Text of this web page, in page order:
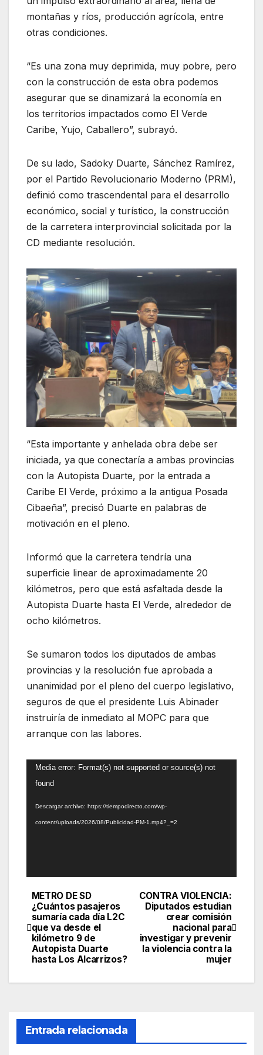
montañas y ríos, producción agrícola, entre
otras condiciones.
“Es una zona muy deprimida, muy pobre, pero
con la construcción de esta obra podemos
asegurar que se dinamizará la economía en
los territorios impactados como El Verde
Caribe, Yujo, Caballero”, subrayó.
De su lado, Sadoky Duarte, Sánchez Ramírez,
por el Partido Revolucionario Moderno (PRM),
definió como trascendental para el desarrollo
económico, social y turístico, la construcción
de la carretera interprovincial solicitada por la
CD mediante resolución.
“Esta importante y anhelada obra debe ser
iniciada, ya que conectaría a ambas provincias
con la Autopista Duarte, por la entrada a
Caribe El Verde, próximo a la antigua Posada
Cibaeña”, precisó Duarte en palabras de
motivación en el pleno.
Informó que la carretera tendría una
superficie linear de aproximadamente 20
kilómetros, pero que está asfaltada desde la
Autopista Duarte hasta El Verde, alrededor de
ocho kilómetros.
Se sumaron todos los diputados de ambas
provincias y la resolución fue aprobada a
unanimidad por el pleno del cuerpo legislativo,
seguros de que el presidente Luis Abinader
instruiría de inmediato al MOPC para que
arranque con las labores.
Reproductor
de
Media error: Format(s) not supported or source(s) not
found
Descargar archivo: https://tiempodirecto.com/wp-
content/uploads/2026/08/Publicidad-PM-1.mp4?_=2
Navegación
de
entradas
CONTRA VIOLENCIA:
Diputados estudian
crear comisión
nacional para
investigar y prevenir
la violencia contra la
mujer
METRO DE SD
¿Cuántos pasajeros
sumaría cada día L2C
que va desde el
kilómetro 9 de
Autopista Duarte
hasta Los Alcarrizos?
Entrada relacionada